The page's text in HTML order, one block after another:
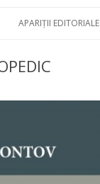
APARIȚII EDITORIALE